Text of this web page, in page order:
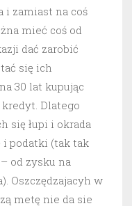
i zamiast na coś
mieć coś od
dać zarobić
się ich
30 lat kupując
Dlatego
się łupi i okrada
i podatki (tak tak
od zysku na
Oszczędzajacyh w
metę nie da sie